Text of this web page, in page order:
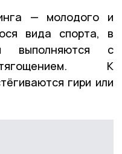
— молодого и
вида спорта, в
выполняются с
К
гири или